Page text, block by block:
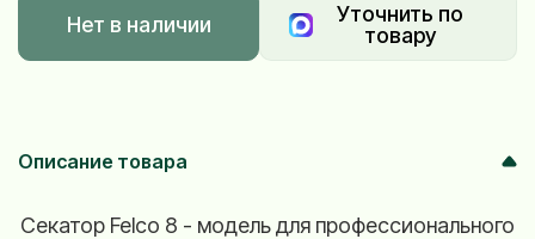
Нет в наличии
Уточнить по
товару
Описание товара
Секатор Felco 8 - модель для профессионального